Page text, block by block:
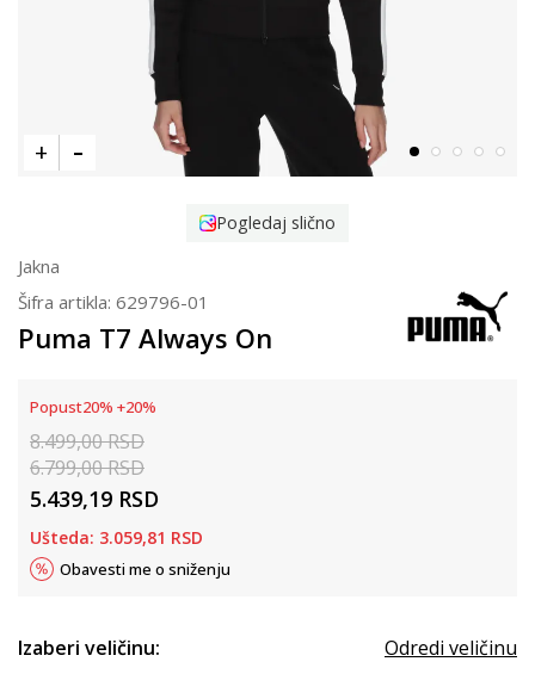
Pogledaj slično
Jakna
Šifra artikla: 629796-01
Puma T7 Always On
Popust20% +20%
8.499,00RSD
6.799,00RSD
5.439,19 RSD
Ušteda: 3.059,81 RSD
Obavesti me o sniženju
Izaberi veličinu: Odredi veličinu